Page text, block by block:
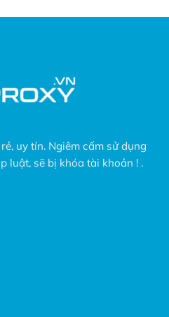
uy tín. Ngiêm cấm sử dụng
luật, sẽ bị khóa tài khoản ! .